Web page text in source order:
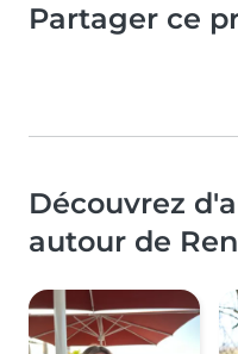
Partager ce
Découvrez
autour de